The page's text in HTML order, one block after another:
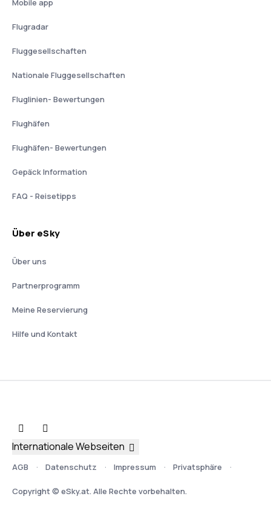
Mobile app
Flugradar
Fluggesellschaften
Nationale Fluggesellschaften
Fluglinien- Bewertungen
Flughäfen
Flughäfen- Bewertungen
Gepäck Information
FAQ - Reisetipps
Über eSky
Über uns
Partnerprogramm
Meine Reservierung
Hilfe und Kontakt
AGB Datenschutz Impressum Privatsphäre
Copyright © eSky.at. Alle Rechte vorbehalten.
Internationale Webseiten